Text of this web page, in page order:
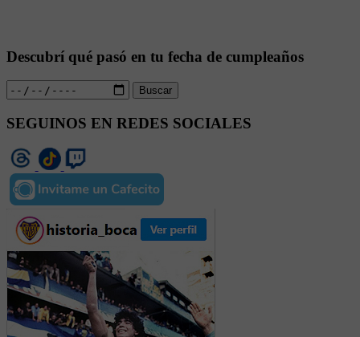
Descubrí qué pasó en tu fecha de cumpleaños
Buscar
SEGUINOS EN REDES SOCIALES